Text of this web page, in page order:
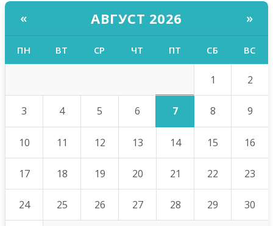
« АВГУСТ 2026 »
ПН ВТ СР ЧТ ПТ СБ ВС
1 2
3 4 5 6 7 8 9
10 11 12 13 14 15 16
17 18 19 20 21 22 23
24 25 26 27 28 29 30